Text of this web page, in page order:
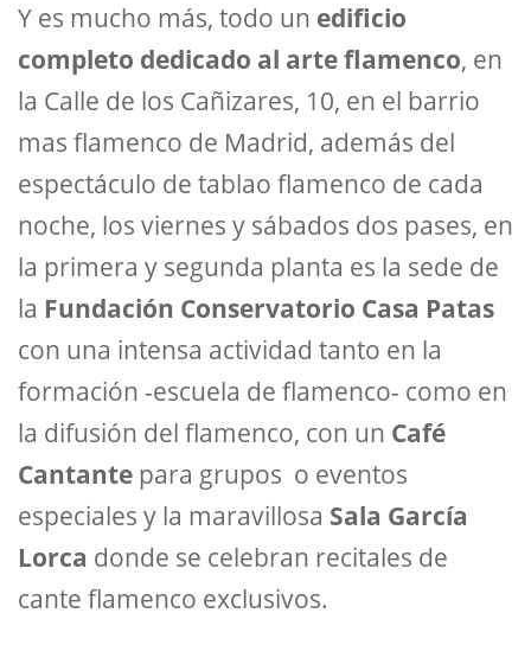
Y es mucho más, todo un edificio
completo dedicado al arte flamenco, en
la Calle de los Cañizares, 10, en el barrio
mas flamenco de Madrid, además del
espectáculo de tablao flamenco de cada
noche, los viernes y sábados dos pases, en
la primera y segunda planta es la sede de
la Fundación Conservatorio Casa Patas
con una intensa actividad tanto en la
formación -escuela de flamenco- como en
la difusión del flamenco, con un Café
Cantante para grupos o eventos
especiales y la maravillosa Sala García
Lorca donde se celebran recitales de
cante flamenco exclusivos.